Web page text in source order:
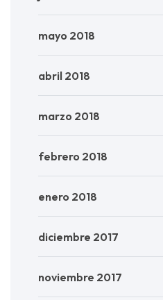
mayo 2018
abril 2018
marzo 2018
febrero 2018
enero 2018
diciembre 2017
noviembre 2017